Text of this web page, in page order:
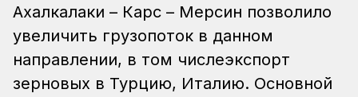
Ахалкалаки – Карс – Мерсин позволило
увеличить грузопоток в данном
направлении, в том числеэкспорт
зерновых в Турцию, Италию. Основной